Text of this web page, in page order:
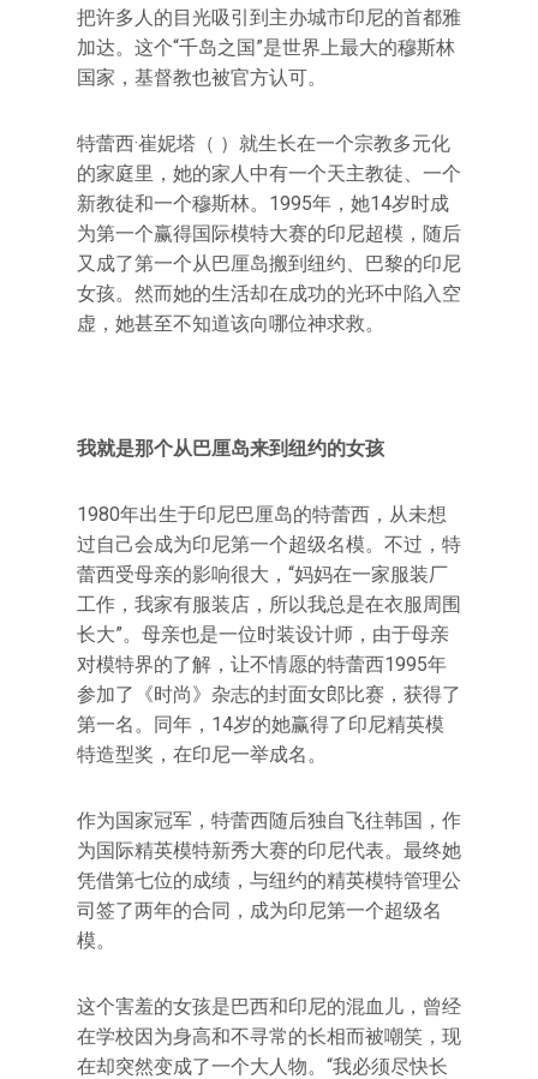
把许多人的目光吸引到主办城市印尼的首都雅
加达。这个“千岛之国”是世界上最大的穆斯林
国家，基督教也被官方认可。
特蕾西·崔妮塔（ ）就生长在一个宗教多元化
的家庭里，她的家人中有一个天主教徒、一个
新教徒和一个穆斯林。1995年，她14岁时成
为第一个赢得国际模特大赛的印尼超模，随后
又成了第一个从巴厘岛搬到纽约、巴黎的印尼
女孩。然而她的生活却在成功的光环中陷入空
虚，她甚至不知道该向哪位神求救。
我就是那个从巴厘岛来到纽约的女孩
1980年出生于印尼巴厘岛的特蕾西，从未想
过自己会成为印尼第一个超级名模。不过，特
蕾西受母亲的影响很大，“妈妈在一家服装厂
工作，我家有服装店，所以我总是在衣服周围
长大”。母亲也是一位时装设计师，由于母亲
对模特界的了解，让不情愿的特蕾西1995年
参加了《时尚》杂志的封面女郎比赛，获得了
第一名。同年，14岁的她赢得了印尼精英模
特造型奖，在印尼一举成名。
作为国家冠军，特蕾西随后独自飞往韩国，作
为国际精英模特新秀大赛的印尼代表。最终她
凭借第七位的成绩，与纽约的精英模特管理公
司签了两年的合同，成为印尼第一个超级名
模。
这个害羞的女孩是巴西和印尼的混血儿，曾经
在学校因为身高和不寻常的长相而被嘲笑，现
在却突然变成了一个大人物。“我必须尽快长